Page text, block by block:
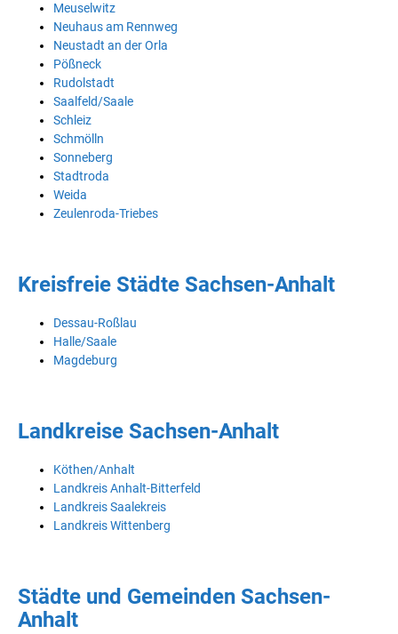
Meuselwitz
Neuhaus am Rennweg
Neustadt an der Orla
Pößneck
Rudolstadt
Saalfeld/Saale
Schleiz
Schmölln
Sonneberg
Stadtroda
Weida
Zeulenroda-Triebes
Kreisfreie Städte Sachsen-Anhalt
Dessau-Roßlau
Halle/Saale
Magdeburg
Landkreise Sachsen-Anhalt
Köthen/Anhalt
Landkreis Anhalt-Bitterfeld
Landkreis Saalekreis
Landkreis Wittenberg
Städte und Gemeinden Sachsen-
Anhalt